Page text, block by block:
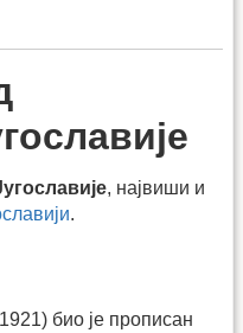
, највиши и
.
био је прописан